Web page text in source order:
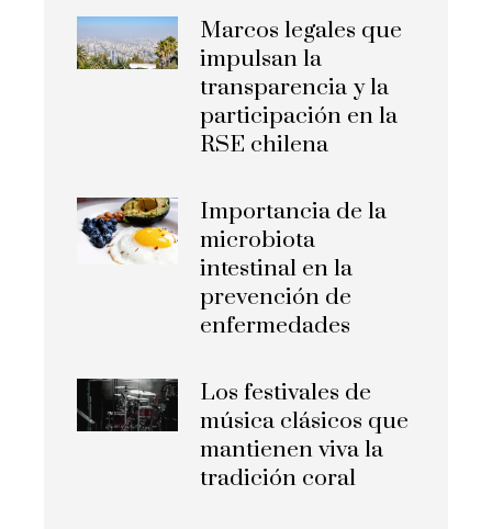
Marcos legales que
impulsan la
transparencia y la
participación en la
RSE chilena
Importancia de la
microbiota
intestinal en la
prevención de
enfermedades
Los festivales de
música clásicos que
mantienen viva la
tradición coral